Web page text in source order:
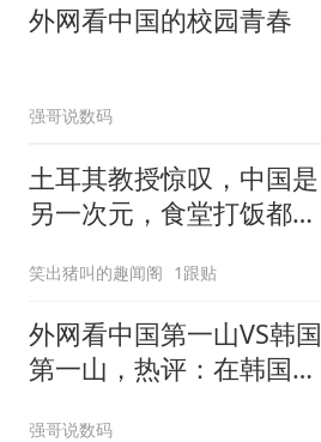
外网看中国的校园青春
强哥说数码
土耳其教授惊叹，中国是
另一次元，食堂打饭都高
笑出猪叫的趣闻阁 1跟贴
外网看中国第一山VS韩国
第一山，热评：在韩国土
强哥说数码